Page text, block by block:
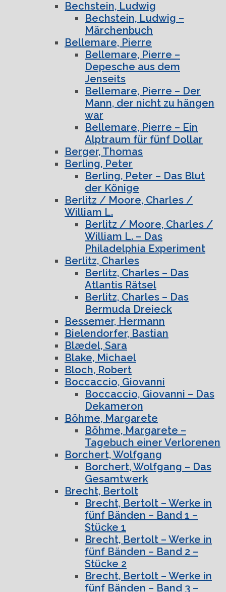
Bechstein, Ludwig
Bechstein, Ludwig –
Märchenbuch
Bellemare, Pierre
Bellemare, Pierre –
Depesche aus dem
Jenseits
Bellemare, Pierre – Der
Mann, der nicht zu hängen
war
Bellemare, Pierre – Ein
Alptraum für fünf Dollar
Berger, Thomas
Berling, Peter
Berling, Peter – Das Blut
der Könige
Berlitz / Moore, Charles /
William L.
Berlitz / Moore, Charles /
William L. – Das
Philadelphia Experiment
Berlitz, Charles
Berlitz, Charles – Das
Atlantis Rätsel
Berlitz, Charles – Das
Bermuda Dreieck
Bessemer, Hermann
Bielendorfer, Bastian
Blædel, Sara
Blake, Michael
Bloch, Robert
Boccaccio, Giovanni
Boccaccio, Giovanni – Das
Dekameron
Böhme, Margarete
Böhme, Margarete –
Tagebuch einer Verlorenen
Borchert, Wolfgang
Borchert, Wolfgang – Das
Gesamtwerk
Brecht, Bertolt
Brecht, Bertolt – Werke in
fünf Bänden – Band 1 –
Stücke 1
Brecht, Bertolt – Werke in
fünf Bänden – Band 2 –
Stücke 2
Brecht, Bertolt – Werke in
fünf Bänden – Band 3 –